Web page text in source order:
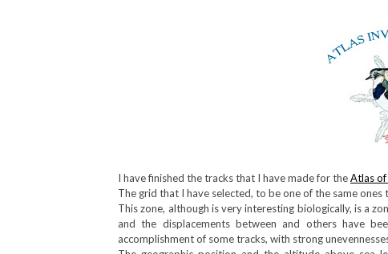
I have finished the tracks that I have made for theAtlas
The grid that I have selected, to be one of the same
This zone, although is very interesting biologically, is a
and the displacements between and others have
accomplishment of some tracks, with strong